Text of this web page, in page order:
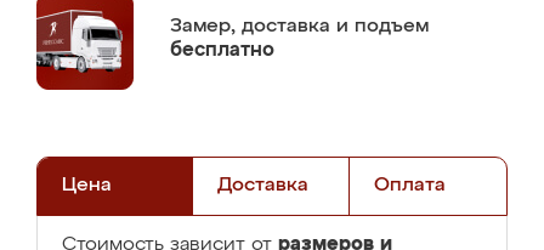
Замер, доставка и подъем
бесплатно
Цена Доставка Оплата
Стоимость зависит от размеров и